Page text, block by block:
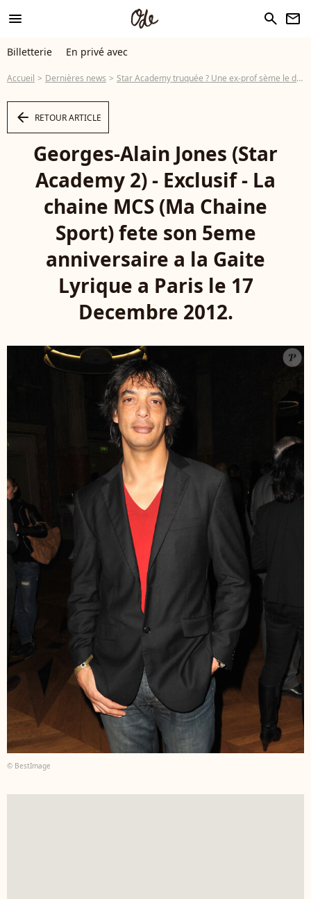
menu search newsletter
Billetterie En privé avec
Accueil Dernières news Star Academy truquée ? Une ex-prof sème le doute
arrow_left RETOUR ARTICLE
Georges-Alain Jones (Star
Academy 2) - Exclusif - La
chaine MCS (Ma Chaine
Sport) fete son 5eme
anniversaire a la Gaite
Lyrique a Paris le 17
Decembre 2012.
© BestImage